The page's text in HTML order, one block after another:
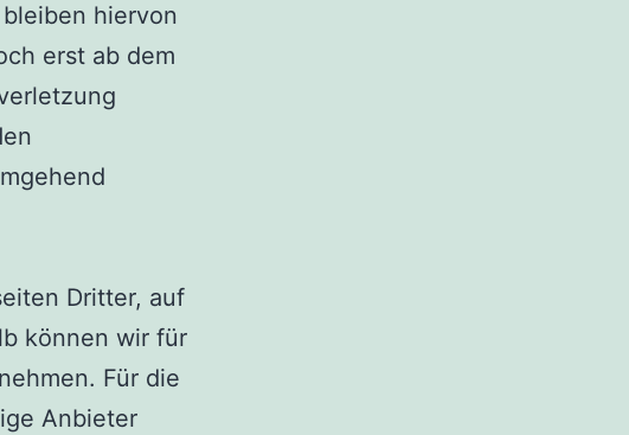
hiervon
erst ab dem
Dritter, auf
können wir für
Für die
Anbieter